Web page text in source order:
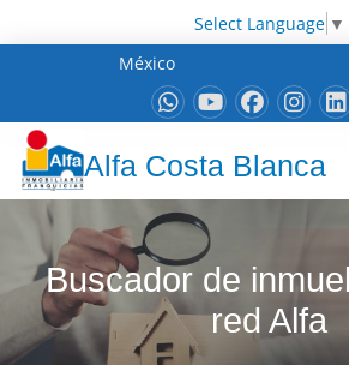
Select Language ▼
México
Alfa Costa Blanca
Buscador de
red Alfa